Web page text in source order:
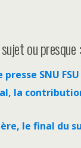
ou presque :
SNU FSU
la
le final du